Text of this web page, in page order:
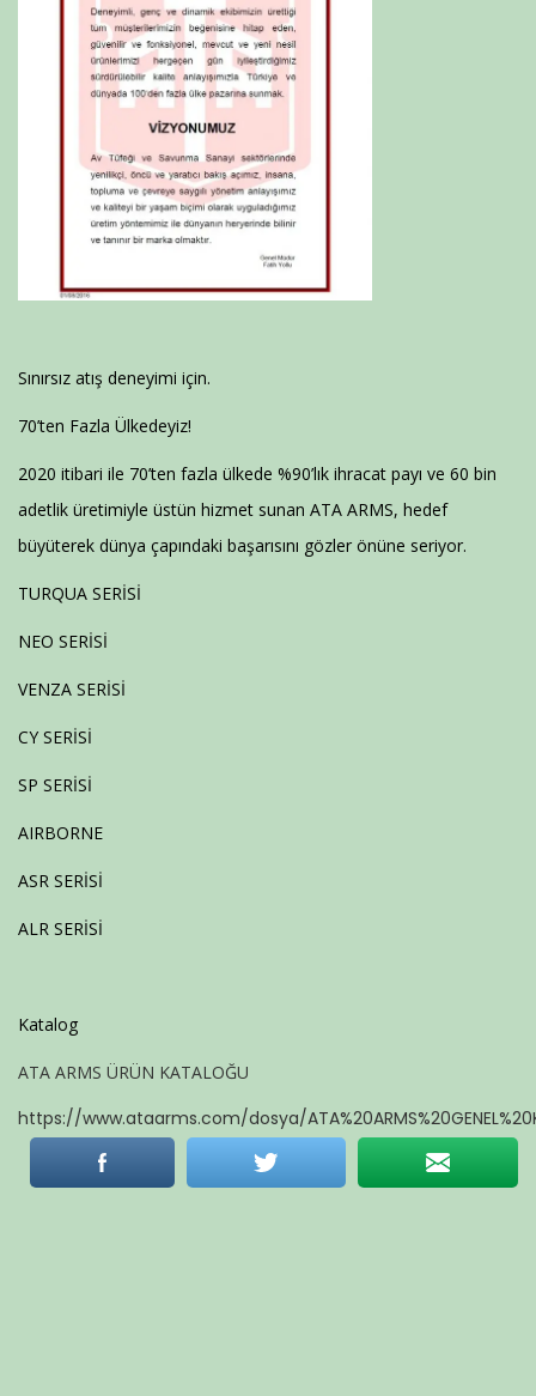
Sınırsız atış deneyimi için.
70’ten Fazla Ülkedeyiz!
2020 itibari ile 70’ten fazla ülkede %90’lık ihracat payı ve 60 bin
adetlik üretimiyle üstün hizmet sunan ATA ARMS, hedef
büyüterek dünya çapındaki başarısını gözler önüne seriyor.
TURQUA SERİSİ
NEO SERİSİ
VENZA SERİSİ
CY SERİSİ
SP SERİSİ
AIRBORNE
ASR SERİSİ
ALR SERİSİ
Katalog
ATA ARMS ÜRÜN KATALOĞU
https://www.ataarms.com/dosya/